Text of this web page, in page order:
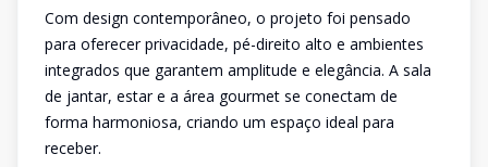
Com design contemporâneo, o projeto foi pensado
para oferecer privacidade, pé-direito alto e ambientes
integrados que garantem amplitude e elegância. A sala
de jantar, estar e a área gourmet se conectam de
forma harmoniosa, criando um espaço ideal para
receber.